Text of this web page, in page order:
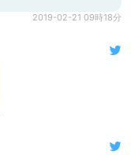
2019-02-21 09時18分